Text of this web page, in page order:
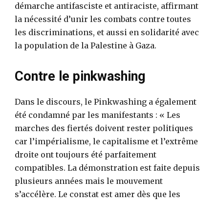
démarche antifasciste et antiraciste, affirmant
la nécessité d’unir les combats contre toutes
les discriminations, et aussi en solidarité avec
la population de la Palestine à Gaza.
Contre le pinkwashing
Dans le discours, le Pinkwashing a également
été condamné par les manifestants : « Les
marches des fiertés doivent rester politiques
car l’impérialisme, le capitalisme et l’extrême
droite ont toujours été parfaitement
compatibles. La démonstration est faite depuis
plusieurs années mais le mouvement
s’accélère. Le constat est amer dès que les